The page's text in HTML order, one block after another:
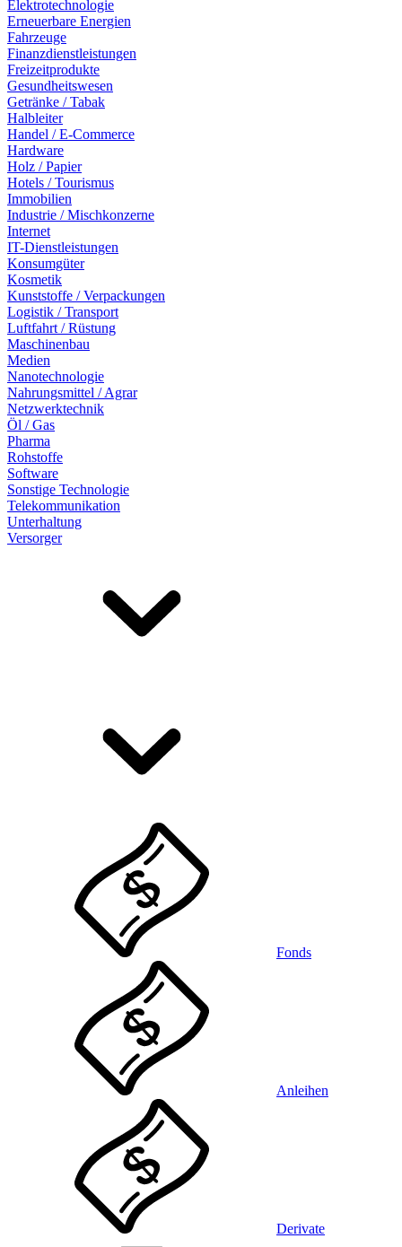
Elektrotechnologie
Erneuerbare Energien
Fahrzeuge
Finanzdienstleistungen
Freizeitprodukte
Gesundheitswesen
Getränke / Tabak
Halbleiter
Handel / E-Commerce
Hardware
Holz / Papier
Hotels / Tourismus
Immobilien
Industrie / Mischkonzerne
Internet
IT-Dienstleistungen
Konsumgüter
Kosmetik
Kunststoffe / Verpackungen
Logistik / Transport
Luftfahrt / Rüstung
Maschinenbau
Medien
Nanotechnologie
Nahrungsmittel / Agrar
Netzwerktechnik
Öl / Gas
Pharma
Rohstoffe
Software
Sonstige Technologie
Telekommunikation
Unterhaltung
Versorger
Fonds
Anleihen
Derivate